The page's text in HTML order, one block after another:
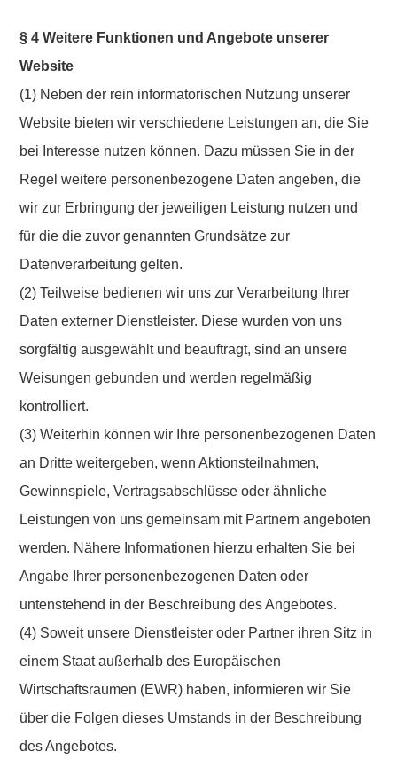
§ 4 Weitere Funktionen und Angebote unserer
Website
(1) Neben der rein informatorischen Nutzung unserer
Website bieten wir verschiedene Leistungen an, die Sie
bei Interesse nutzen können. Dazu müssen Sie in der
Regel weitere personenbezogene Daten angeben, die
wir zur Erbringung der jeweiligen Leistung nutzen und
für die die zuvor genannten Grundsätze zur
Datenverarbeitung gelten.
(2) Teilweise bedienen wir uns zur Verarbeitung Ihrer
Daten externer Dienstleister. Diese wurden von uns
sorgfältig ausgewählt und beauftragt, sind an unsere
Weisungen gebunden und werden regelmäßig
kontrolliert.
(3) Weiterhin können wir Ihre personenbezogenen Daten
an Dritte weitergeben, wenn Aktionsteilnahmen,
Gewinnspiele, Vertragsabschlüsse oder ähnliche
Leistungen von uns gemeinsam mit Partnern angeboten
werden. Nähere Informationen hierzu erhalten Sie bei
Angabe Ihrer personenbezogenen Daten oder
untenstehend in der Beschreibung des Angebotes.
(4) Soweit unsere Dienstleister oder Partner ihren Sitz in
einem Staat außerhalb des Europäischen
Wirtschaftsraumen (EWR) haben, informieren wir Sie
über die Folgen dieses Umstands in der Beschreibung
des Angebotes.